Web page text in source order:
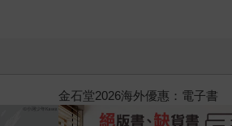
2026金石堂暑假漫博〈你好，我吃一點〉第